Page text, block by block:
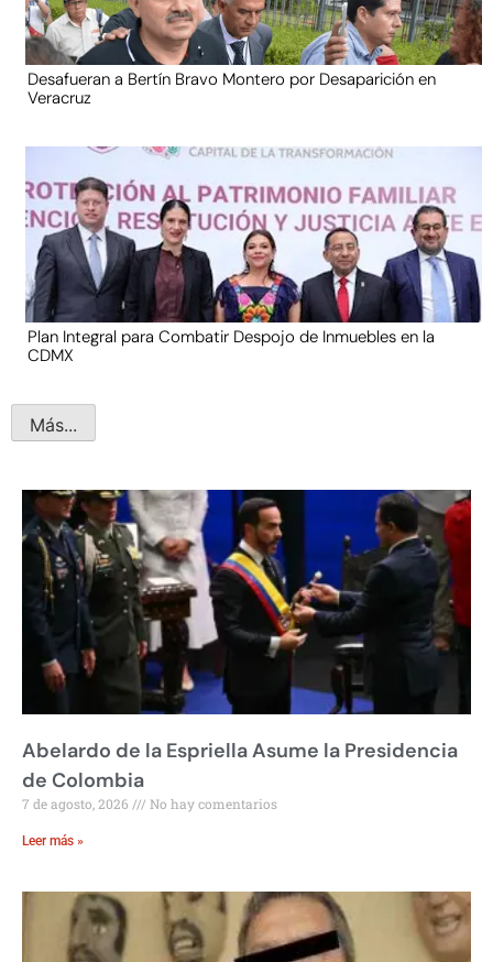
Desafueran a Bertín Bravo Montero por Desaparición en
Veracruz
Plan Integral para Combatir Despojo de Inmuebles en la
CDMX
Más...
Abelardo de la Espriella Asume la Presidencia
de Colombia
7 de agosto, 2026 No hay comentarios
Leer más »